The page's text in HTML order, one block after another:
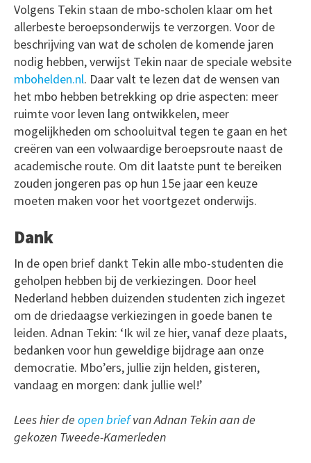
Volgens Tekin staan de mbo-scholen klaar om het
allerbeste beroepsonderwijs te verzorgen. Voor de
beschrijving van wat de scholen de komende jaren
nodig hebben, verwijst Tekin naar de speciale website
mbohelden.nl. Daar valt te lezen dat de wensen van
het mbo hebben betrekking op drie aspecten: meer
ruimte voor leven lang ontwikkelen, meer
mogelijkheden om schooluitval tegen te gaan en het
creëren van een volwaardige beroepsroute naast de
academische route. Om dit laatste punt te bereiken
zouden jongeren pas op hun 15e jaar een keuze
moeten maken voor het voortgezet onderwijs.
Dank
In de open brief dankt Tekin alle mbo-studenten die
geholpen hebben bij de verkiezingen. Door heel
Nederland hebben duizenden studenten zich ingezet
om de driedaagse verkiezingen in goede banen te
leiden. Adnan Tekin: ‘Ik wil ze hier, vanaf deze plaats,
bedanken voor hun geweldige bijdrage aan onze
democratie. Mbo’ers, jullie zijn helden, gisteren,
vandaag en morgen: dank jullie wel!’
Lees hier de open briefvan Adnan Tekin aan de
gekozen Tweede-Kamerleden